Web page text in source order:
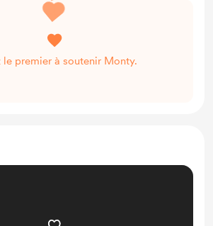
le premier à soutenir Monty.